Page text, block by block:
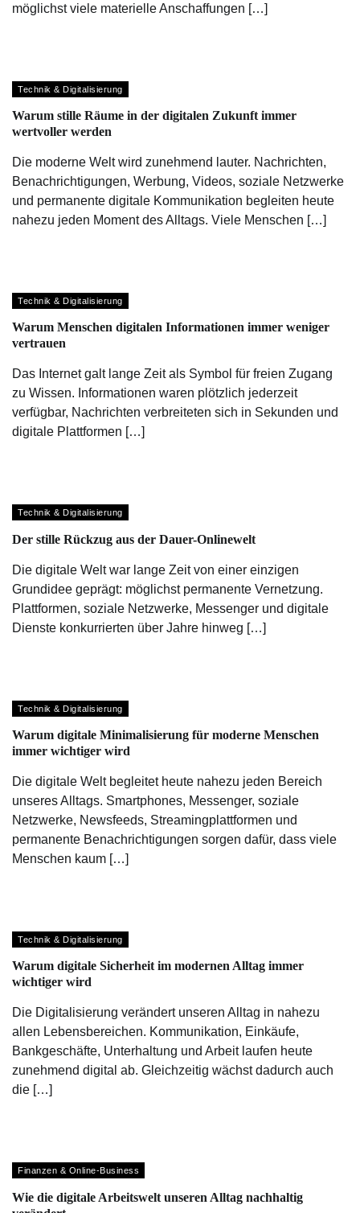
möglichst viele materielle Anschaffungen […]
Technik & Digitalisierung
Warum stille Räume in der digitalen Zukunft immer
wertvoller werden
Die moderne Welt wird zunehmend lauter. Nachrichten,
Benachrichtigungen, Werbung, Videos, soziale Netzwerke
und permanente digitale Kommunikation begleiten heute
nahezu jeden Moment des Alltags. Viele Menschen […]
Technik & Digitalisierung
Warum Menschen digitalen Informationen immer weniger
vertrauen
Das Internet galt lange Zeit als Symbol für freien Zugang
zu Wissen. Informationen waren plötzlich jederzeit
verfügbar, Nachrichten verbreiteten sich in Sekunden und
digitale Plattformen […]
Technik & Digitalisierung
Der stille Rückzug aus der Dauer-Onlinewelt
Die digitale Welt war lange Zeit von einer einzigen
Grundidee geprägt: möglichst permanente Vernetzung.
Plattformen, soziale Netzwerke, Messenger und digitale
Dienste konkurrierten über Jahre hinweg […]
Technik & Digitalisierung
Warum digitale Minimalisierung für moderne Menschen
immer wichtiger wird
Die digitale Welt begleitet heute nahezu jeden Bereich
unseres Alltags. Smartphones, Messenger, soziale
Netzwerke, Newsfeeds, Streamingplattformen und
permanente Benachrichtigungen sorgen dafür, dass viele
Menschen kaum […]
Technik & Digitalisierung
Warum digitale Sicherheit im modernen Alltag immer
wichtiger wird
Die Digitalisierung verändert unseren Alltag in nahezu
allen Lebensbereichen. Kommunikation, Einkäufe,
Bankgeschäfte, Unterhaltung und Arbeit laufen heute
zunehmend digital ab. Gleichzeitig wächst dadurch auch
die […]
Finanzen & Online-Business
Wie die digitale Arbeitswelt unseren Alltag nachhaltig